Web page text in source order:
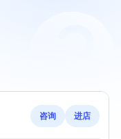
咨询 进店